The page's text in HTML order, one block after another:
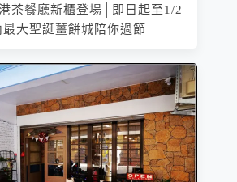
茶餐廳新櫃登場│即日起至1/2
最大聖誕薑餅城陪你過節